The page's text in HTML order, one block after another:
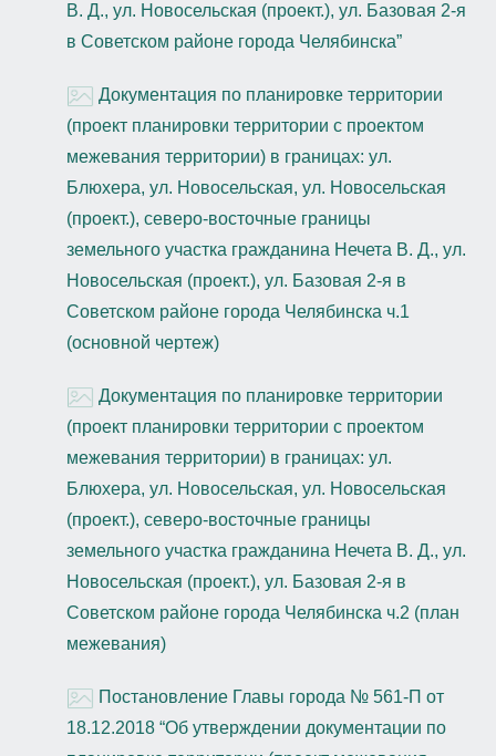
В. Д., ул. Новосельская (проект.), ул. Базовая 2-я
в Советском районе города Челябинска”
Документация по планировке территории
(проект планировки территории с проектом
межевания территории) в границах: ул.
Блюхера, ул. Новосельская, ул. Новосельская
(проект.), северо-восточные границы
земельного участка гражданина Нечета В. Д., ул.
Новосельская (проект.), ул. Базовая 2-я в
Советском районе города Челябинска ч.1
(основной чертеж)
Документация по планировке территории
(проект планировки территории с проектом
межевания территории) в границах: ул.
Блюхера, ул. Новосельская, ул. Новосельская
(проект.), северо-восточные границы
земельного участка гражданина Нечета В. Д., ул.
Новосельская (проект.), ул. Базовая 2-я в
Советском районе города Челябинска ч.2 (план
межевания)
Постановление Главы города № 561-П от
18.12.2018 “Об утверждении документации по